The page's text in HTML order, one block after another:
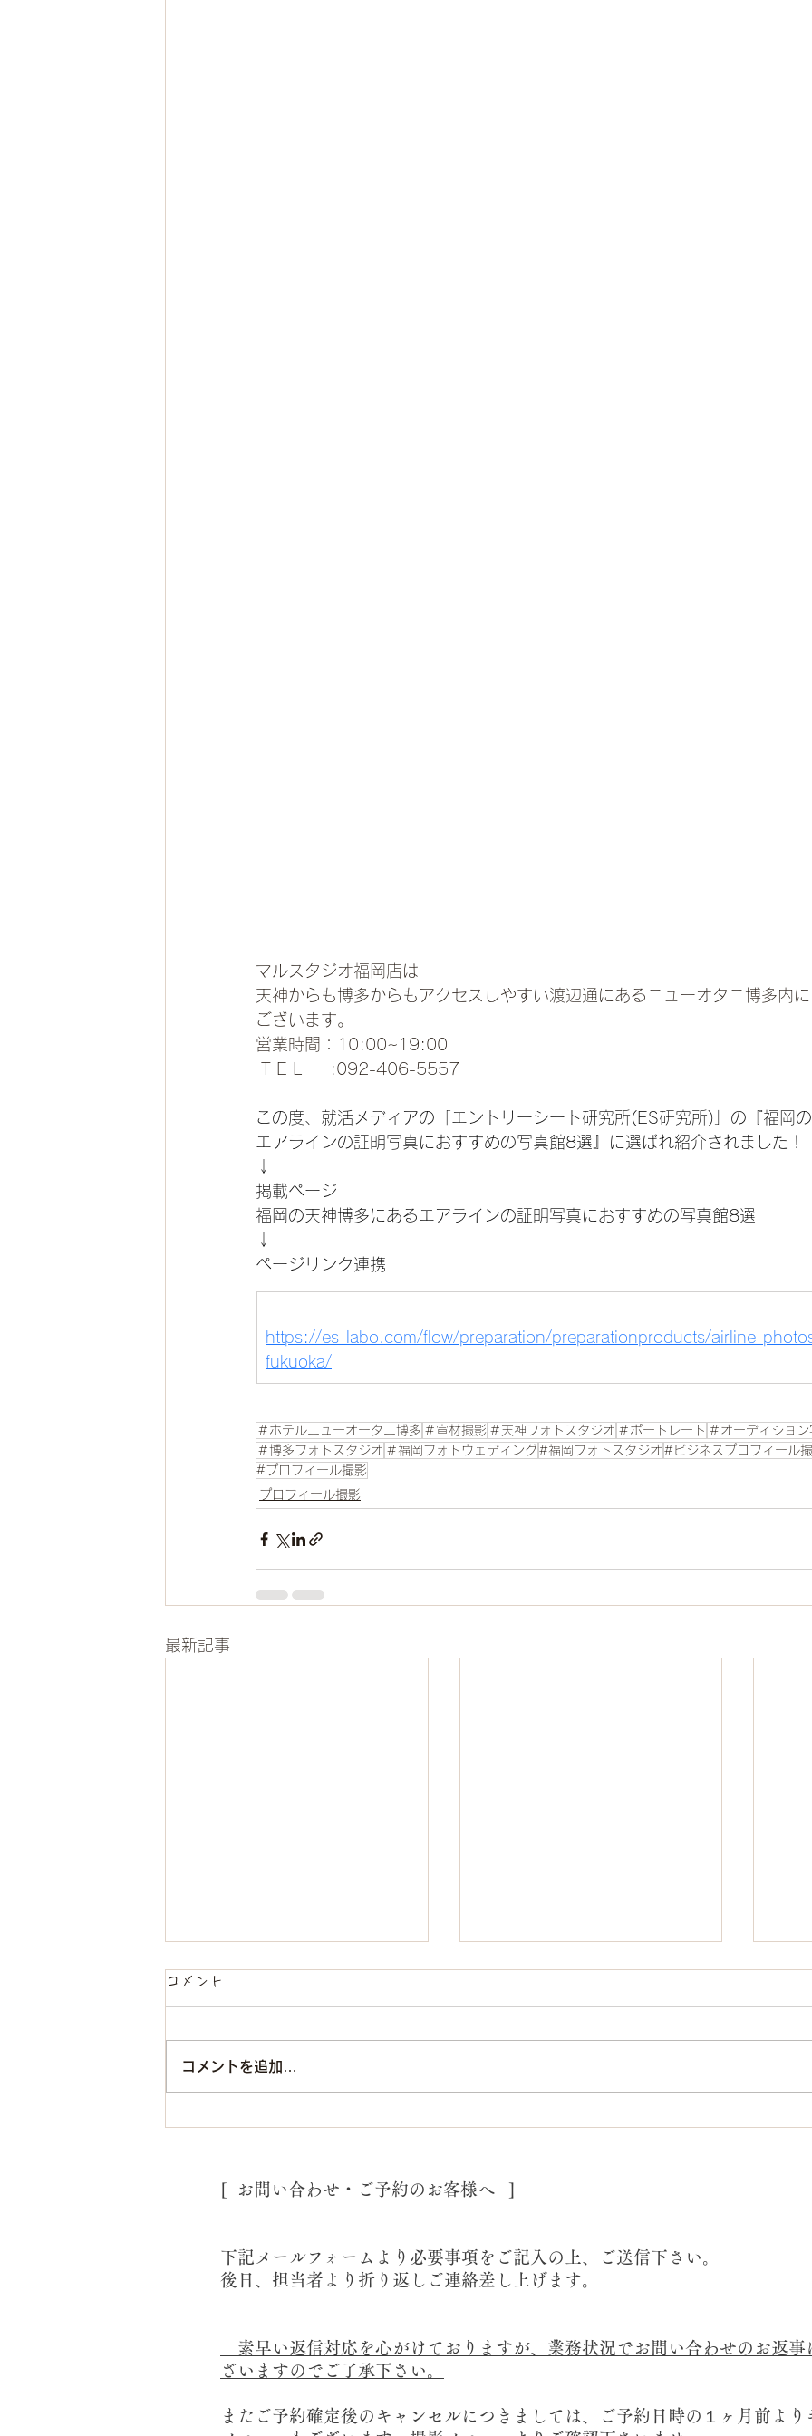
マルスタジオ福岡店は
天神からも博多からもアクセスしやすい渡辺通にあるニューオタニ博多内に
ございます。
営業時間：10:00~19:00
T E L     :092-406-5557
この度、就活メディアの「エントリーシート研究所(ES研究所)」の『福岡
エアラインの証明写真におすすめの写真館8選』に選ばれ紹介されました！
↓
掲載ページ
福岡の天神博多にあるエアラインの証明写真におすすめの写真館8選
↓
ページリンク連携
https://es-labo.com/flow/preparation/preparationproducts/airline-
fukuoka/
＃ホテルニューオータニ博多 ＃宣材撮影 ＃天神フォトスタジオ ＃ポートレート ＃オーディション
＃博多フォトスタジオ ＃福岡フォトウェディング #福岡フォトスタジオ #ビジネスプロフィール
#プロフィール撮影
プロフィール撮影
最新記事
婚活プロフィール撮影/福岡
ビジネスプロフィール撮影/
プ
コメント
コメントを追加…
[ お問い合わせ・ご予約のお客様へ ]
下記メールフォームより必要事項をご記入の上、ご送信下さい。
後日、担当者より折り返しご連絡差し上げます。
素早い返信対応を心がけておりますが、業務状況でお問い合わせのお返事
ざいますのでご了承下さい。
またご予約確定後のキャンセルにつきましては、ご予約日時の１ヶ月前より